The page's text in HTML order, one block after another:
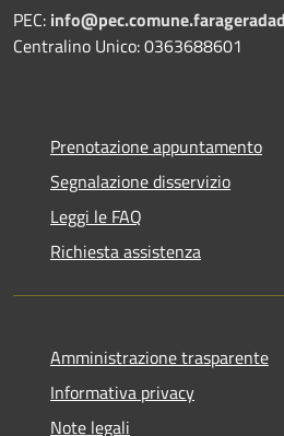
PEC:
Centralino Unico: 0363688601
Prenotazione appuntamento
Segnalazione disservizio
Leggi le FAQ
Richiesta assistenza
Amministrazione trasparente
Informativa privacy
Note legali